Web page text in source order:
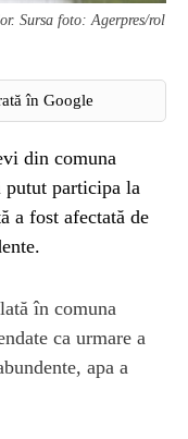
Sursa foto: Agerpres/rol
în Google
din comuna
putut participa la
a fost afectată de
în comuna
ca urmare a
apa a